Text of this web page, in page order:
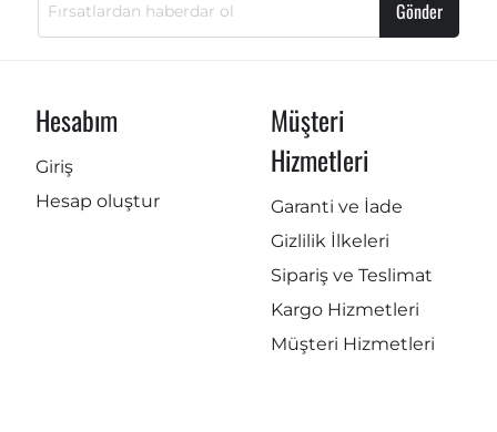
Gönder
Hesabım
Giriş
Hesap oluştur
Müşteri
Hizmetleri
Garanti ve İade
Gizlilik İlkeleri
Sipariş ve Teslimat
Kargo Hizmetleri
Müşteri Hizmetleri